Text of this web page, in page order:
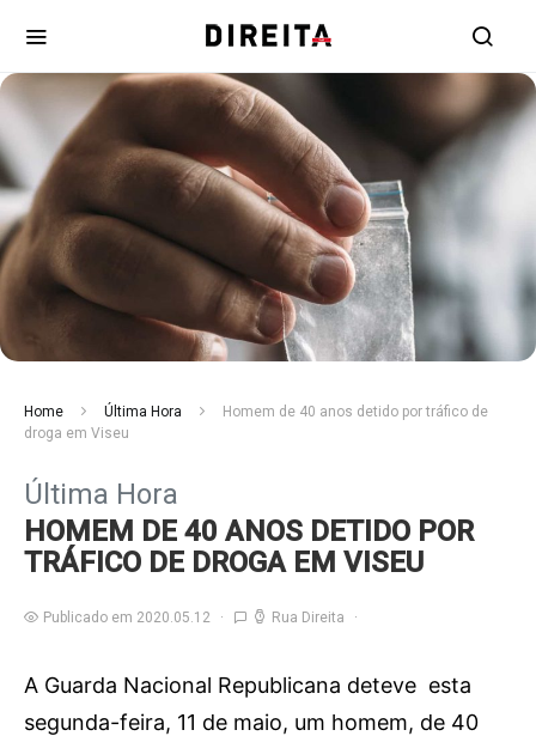
Home Última Hora
Homem de 40 anos detido por tráfico de
droga em Viseu
Última Hora
HOMEM DE 40 ANOS DETIDO POR
TRÁFICO DE DROGA EM VISEU
Publicado em 2020.05.12 Rua Direita
A Guarda Nacional Republicana deteve esta
segunda-feira, 11 de maio, um homem, de 40